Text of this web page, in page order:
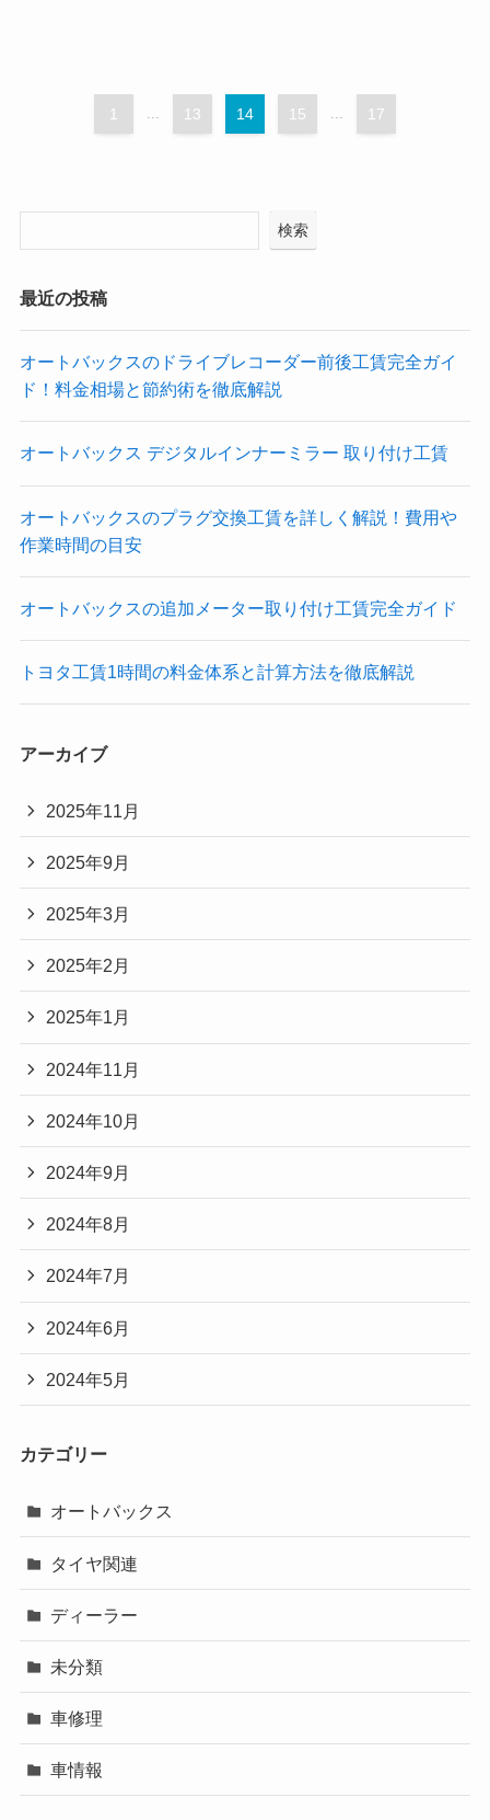
1 ... 13 14 15 ... 17
検索
最近の投稿
オートバックスのドライブレコーダー前後工賃完全ガイ
ド！料金相場と節約術を徹底解説
オートバックス デジタルインナーミラー 取り付け工賃
オートバックスのプラグ交換工賃を詳しく解説！費用や
作業時間の目安
オートバックスの追加メーター取り付け工賃完全ガイド
トヨタ工賃1時間の料金体系と計算方法を徹底解説
アーカイブ
2025年11月
2025年9月
2025年3月
2025年2月
2025年1月
2024年11月
2024年10月
2024年9月
2024年8月
2024年7月
2024年6月
2024年5月
カテゴリー
オートバックス
タイヤ関連
ディーラー
未分類
車修理
車情報